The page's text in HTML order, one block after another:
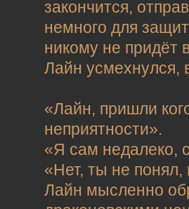
закончится,
немного для
никому не придёт
Лайн усмехнулся,
«Лайн, пришли
неприятности».
«Я сам недалеко,
«Нет, ты не понял,
Лайн мысленно